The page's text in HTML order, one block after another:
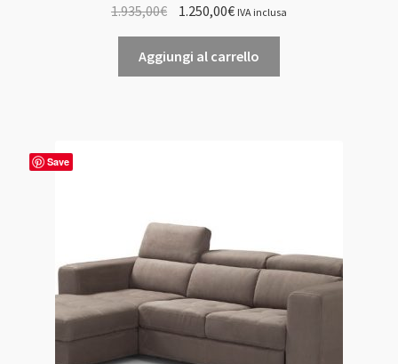
1.935,00€
prezzo
originale
era:
1.250,00€Il
prezzo
attuale
è:
IVA inclusa
Aggiungi al carrello
Save